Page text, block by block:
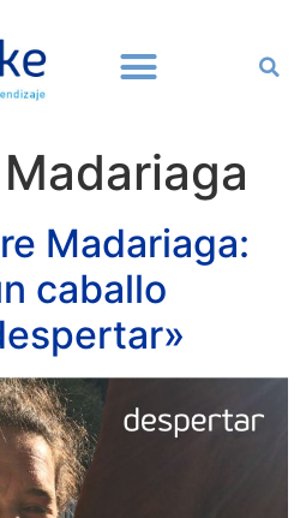
Madariaga
Madariaga:
caballo